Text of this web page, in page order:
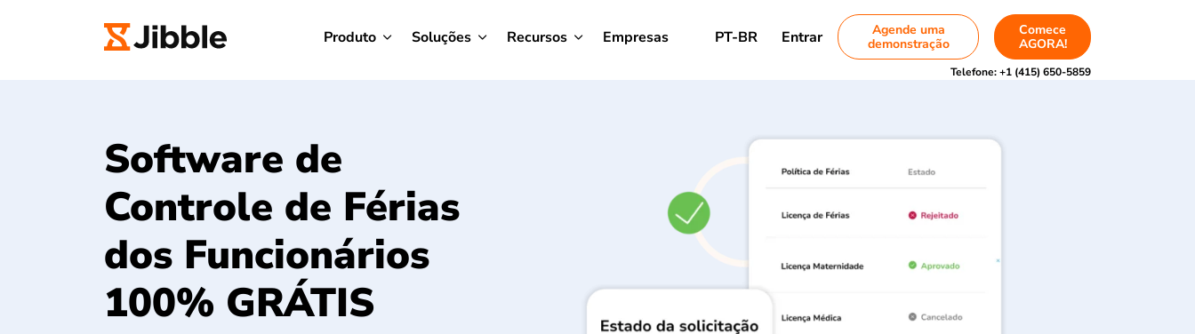
Produto Soluções Recursos Empresas PT-BR Entrar
Agende uma
demonstração
Comece
AGORA!
Telefone:+1 (415) 650-5859
Software de
Controle de Férias
dos Funcionários
100% GRÁTIS